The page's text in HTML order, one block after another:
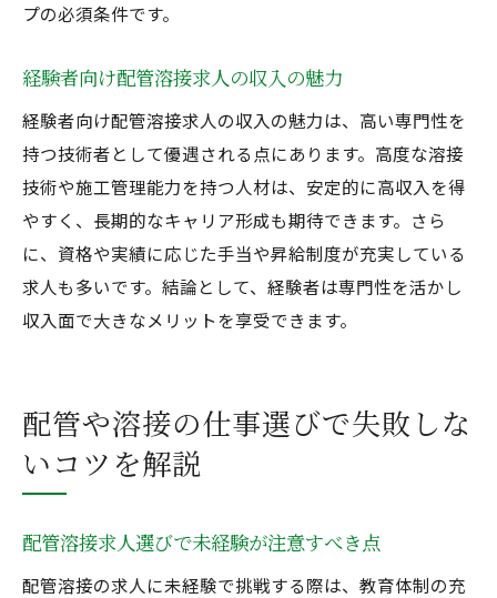
プの必須条件です。
経験者向け配管溶接求人の収入の魅力
経験者向け配管溶接求人の収入の魅力は、高い専門性を
持つ技術者として優遇される点にあります。高度な溶接
技術や施工管理能力を持つ人材は、安定的に高収入を得
やすく、長期的なキャリア形成も期待できます。さら
に、資格や実績に応じた手当や昇給制度が充実している
求人も多いです。結論として、経験者は専門性を活かし
収入面で大きなメリットを享受できます。
配管や溶接の仕事選びで失敗しな
いコツを解説
配管溶接求人選びで未経験が注意すべき点
配管溶接の求人に未経験で挑戦する際は、教育体制の充